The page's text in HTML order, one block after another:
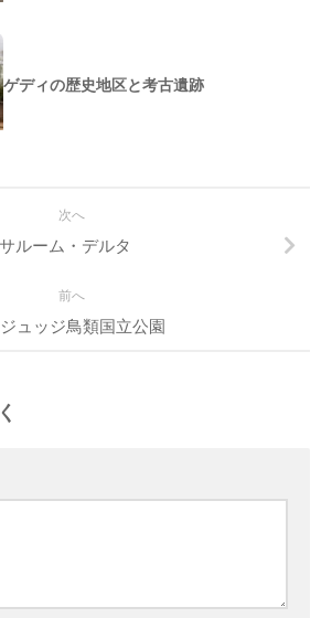
ゲディの歴史地区と考古遺跡
次へ
サルーム・デルタ
前へ
ジュッジ鳥類国立公園